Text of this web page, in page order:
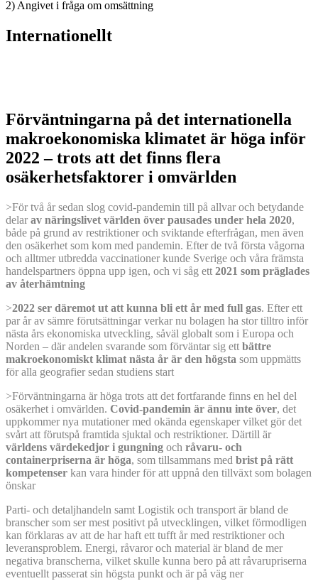
2) Angivet i fråga om omsättning
Internationellt
Förväntningarna på det internationella
makroekonomiska klimatet är höga inför
2022 – trots att det finns flera
osäkerhetsfaktorer i omvärlden
>För två år sedan slog covid-pandemin till på allvar och betydande
delar av näringslivet världen över pausades under hela 2020,
både på grund av restriktioner och sviktande efterfrågan, men även
den osäkerhet som kom med pandemin. Efter de två första vågorna
och alltmer utbredda vaccinationer kunde Sverige och våra främsta
handelspartners öppna upp igen, och vi såg ett 2021 som präglades
av återhämtning
>2022 ser däremot ut att kunna bli ett år med full gas. Efter ett
par år av sämre förutsättningar verkar nu bolagen ha stor tilltro inför
nästa års ekonomiska utveckling, såväl globalt som i Europa och
Norden – där andelen svarande som förväntar sig ett bättre
makroekonomiskt klimat nästa år är den högsta som uppmätts
för alla geografier sedan studiens start
>Förväntningarna är höga trots att det fortfarande finns en hel del
osäkerhet i omvärlden. Covid-pandemin är ännu inte över, det
uppkommer nya mutationer med okända egenskaper vilket gör det
svårt att förutspå framtida sjuktal och restriktioner. Därtill är
världens värdekedjor i gungning och råvaru- och
containerpriserna är höga, som tillsammans med brist på rätt
kompetenser kan vara hinder för att uppnå den tillväxt som bolagen
önskar
Parti- och detaljhandeln samt Logistik och transport är bland de
branscher som ser mest positivt på utvecklingen, vilket förmodligen
kan förklaras av att de har haft ett tufft år med restriktioner och
leveransproblem. Energi, råvaror och material är bland de mer
negativa branscherna, vilket skulle kunna bero på att råvarupriserna
eventuellt passerat sin högsta punkt och är på väg ner